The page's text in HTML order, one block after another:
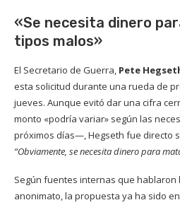
«Se necesita dinero
tipos malos»
El Secretario de Guerra, Pete
esta solicitud durante una rueda de
jueves. Aunque evitó dar una cifra
monto «podría variar» según las
próximos días—, Hegseth fue directo
“Obviamente, se necesita dinero para
Según fuentes internas que hablaron
anonimato, la propuesta ya ha sido